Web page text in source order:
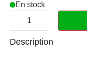
En stock
Description